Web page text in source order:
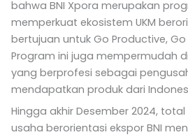
bahwa BNI Xpora merupakan
memperkuat ekosistem UKM
bertujuan untuk Go Productive,
Program ini juga mempermudah
yang berprofesi sebagai
mendapatkan produk dari
Hingga akhir Desember 2024,
usaha berorientasi ekspor BNI